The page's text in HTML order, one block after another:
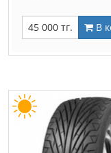
45 000 тг. В